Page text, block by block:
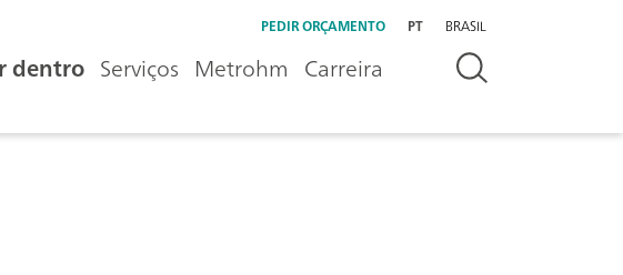
PEDIR ORÇAMENTO PT BRASIL
dentro Serviços Metrohm Carreira